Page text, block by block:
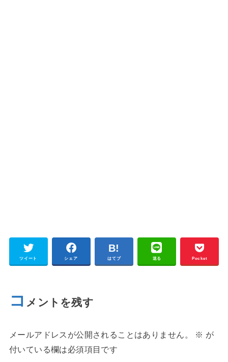
ツイート シェア はてブ 送る Pocket
コ メントを残す
メールアドレスが公開されることはありません。 ※ が
付いている欄は必須項目です